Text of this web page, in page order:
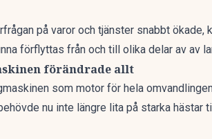
på varor och tjänster snabbt
förflyttas från och till olika delar av av
förändrade allt
som motor för hela
nu inte längre lita på starka